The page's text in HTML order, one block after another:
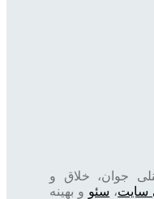
جوان، خلاق و
سایت، سئو و بهینه